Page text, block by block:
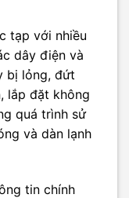
tạp với nhiều
dây điện và
bị lỏng, đứt
lắp đặt không
quá trình sử
và dàn lạnh
tin chính